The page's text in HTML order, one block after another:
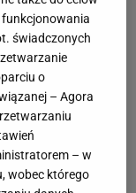
świadczonych
o
– Agora
– w
wobec którego